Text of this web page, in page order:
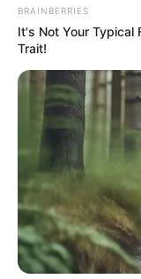
ตัดผมวันศุก
มีเสน่ห์ ใครพ
ตัดผมวันเส
ประสบความส
โดย อ.สวัสดิ์
BRAINBERRIES
It's Not Your Typical
Trait!